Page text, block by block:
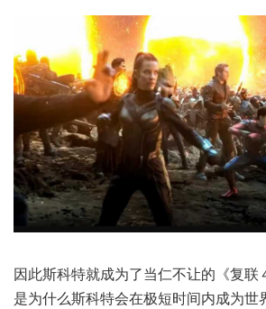
因此斯科特就成为了当仁不让的《复联
是为什么斯科特会在极短时间内成为世